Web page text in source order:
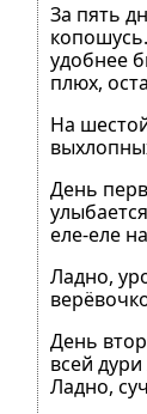
За пять
удобнее
плюх,
На
День
еле-еле
Ладно,
День
всей
Ладно,